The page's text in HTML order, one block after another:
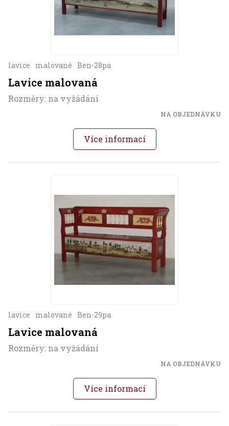
lavice malované Ben-28pa
Lavice malovaná
Rozměry: na vyžádání
NA OBJEDNÁVKU
Více informací
lavice malované Ben-29pa
Lavice malovaná
Rozměry: na vyžádání
NA OBJEDNÁVKU
Více informací